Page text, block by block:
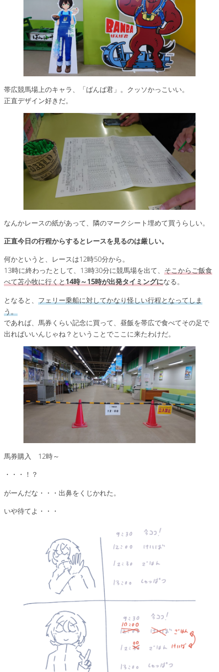
帯広競馬場上のキャラ、「ばんば君」。クッソかっこいい。
正直デザイン好きだ。
なんかレースの紙があって、隣のマークシート埋めて買うらしい。
正直今日の行程からするとレースを見るのは厳しい。
何かというと、レースは12時50分から。
13時に終わったとして、13時30分に競馬場を出て、 そこからご飯食
べて苫小牧に行くと14時～15時が出発タイミングになる。
となると、 フェリー乗船に対してかなり怪しい行程となってしま
う。
であれば、馬券くらい記念に買って、昼飯を帯広で食べてその足で
出ればいいんじゃね？ということでここに来たわけだ。
馬券購入 12時～
・・・！？
がーんだな・・・出鼻をくじかれた。
いや待てよ・・・